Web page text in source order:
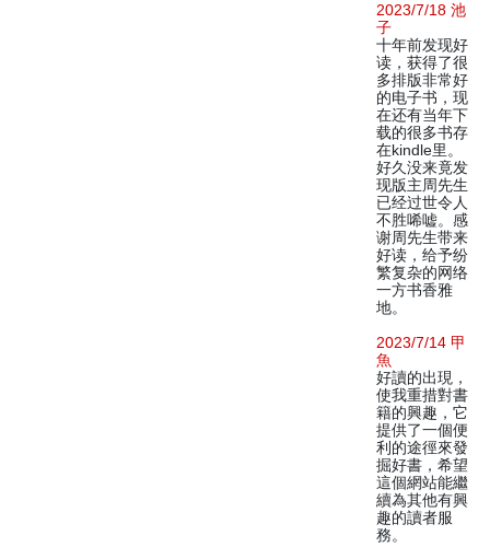
2023/7/18 池
子
十年前发现好
读，获得了很
多排版非常好
的电子书，现
在还有当年下
载的很多书存
在kindle里。
好久没来竟发
现版主周先生
已经过世令人
不胜唏嘘。感
谢周先生带来
好读，给予纷
繁复杂的网络
一方书香雅
地。
2023/7/14 甲
魚
好讀的出現，
使我重措對書
籍的興趣，它
提供了一個便
利的途徑來發
掘好書，希望
這個網站能繼
續為其他有興
趣的讀者服
務。